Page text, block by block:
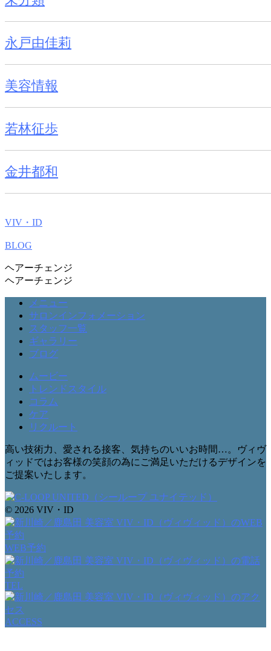
永戸由佳莉
美容情報
若林征歩
金井都和
VIV・ID
BLOG
ヘアーチェンジ
ヘアーチェンジ
メニュー
サロンインフォメーション
スタッフ一覧
ギャラリー
ブログ
ムービー
トレンドスタイル
コラム
ケア
リクルート
高い技術力、愛される接客、気持ちのいいお時間…。ヴィヴ
ィッドではお客様の笑顔の為にご満足いただけるデザインを
ご提案いたします。
© 2026 VIV・ID
WEB予約
TEL
ACCESS